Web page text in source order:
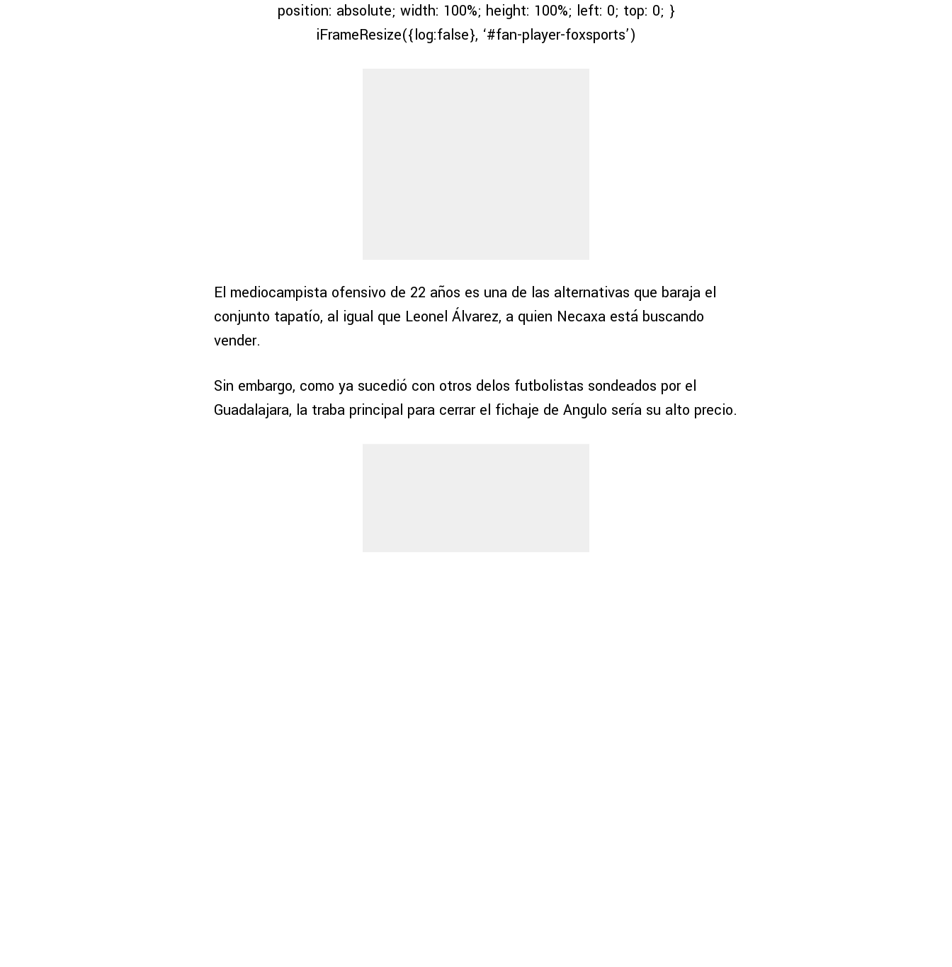
position: absolute; width: 100%; height: 100%; left: 0; top: 0; }
iFrameResize({log:false}, ‘#fan-player-foxsports’)
El mediocampista ofensivo de 22 años es una de las alternativas que baraja el
conjunto tapatío, al igual que Leonel Álvarez, a quien Necaxa está buscando
vender.
Sin embargo, como ya sucedió con otros delos futbolistas sondeados por el
Guadalajara, la traba principal para cerrar el fichaje de Angulo sería su alto precio.